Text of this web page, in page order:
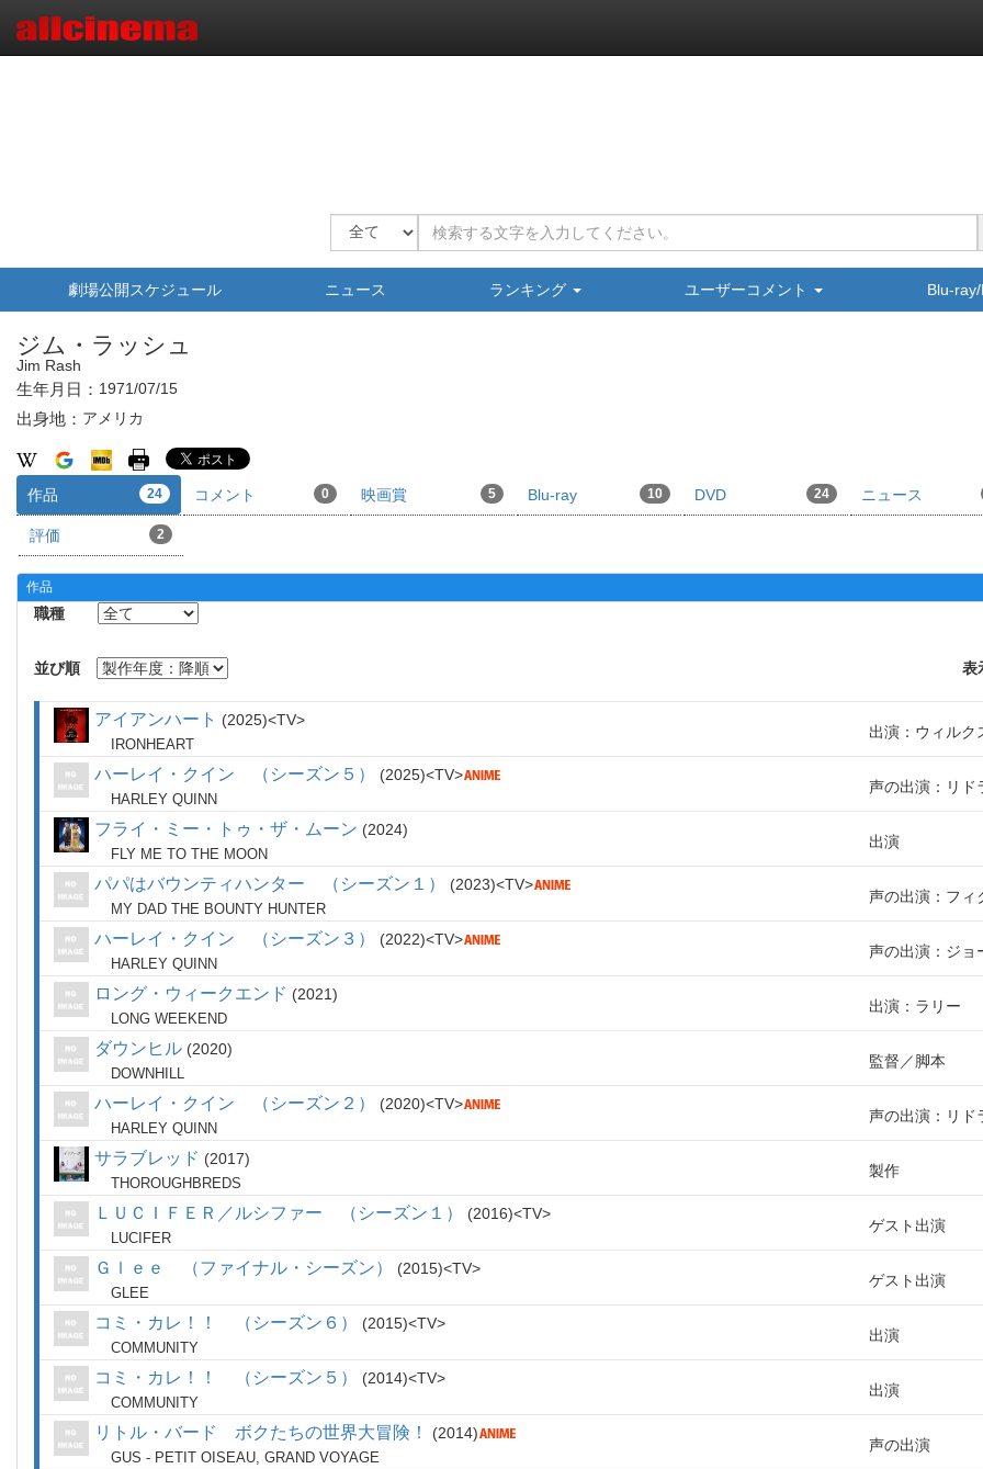
劇場公開スケジュール ニュース ランキング ユーザーコメント Blu-
ジム・ラッシュ
Jim Rash
生年月日： 1971/07/15
出身地： アメリカ
作品 24 コメント 0 映画賞 5 Blu-ray 10 DVD 24 ニュース
評価 2
作品
職種
並び順 表
アイアンハート 2025 TV
IRONHEART
出演：ウィルク
ハーレイ・クイン （シーズン５） 2025 TV
HARLEY QUINN
声の出演：リド
フライ・ミー・トゥ・ザ・ムーン 2024
FLY ME TO THE MOON
出演
パパはバウンティハンター （シーズン１） 2023 TV
MY DAD THE BOUNTY HUNTER
声の出演：フィ
ハーレイ・クイン （シーズン３） 2022 TV
HARLEY QUINN
声の出演：ジョ
ロング・ウィークエンド 2021
LONG WEEKEND
出演：ラリー
ダウンヒル 2020
DOWNHILL
監督 脚本
ハーレイ・クイン （シーズン２） 2020 TV
HARLEY QUINN
声の出演：リド
サラブレッド 2017
THOROUGHBREDS
製作
ＬＵＣＩＦＥＲ／ルシファー （シーズン１） 2016 TV
LUCIFER
ゲスト出演
Ｇｌｅｅ （ファイナル・シーズン） 2015 TV
GLEE
ゲスト出演
コミ・カレ！！ （シーズン６） 2015 TV
COMMUNITY
出演
コミ・カレ！！ （シーズン５） 2014 TV
COMMUNITY
出演
リトル・バード ボクたちの世界大冒険！ 2014
GUS - PETIT OISEAU, GRAND VOYAGE
声の出演